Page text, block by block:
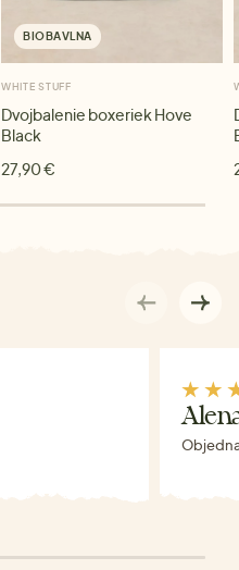
BIOBAVLNA
WHITE STUFF
Dvojbalenie boxeriek Hove
Black
27,90 €